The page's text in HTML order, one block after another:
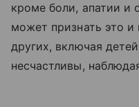
кроме боли, апатии и
может признать это и
других, включая
несчастливы,